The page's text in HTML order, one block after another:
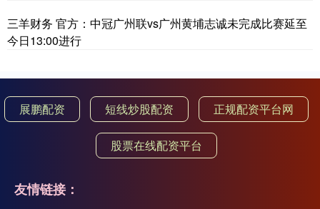
三羊财务 官方：中冠广州联vs广州黄埔志诚未完成比赛延至
今日13:00进行
展鹏配资 短线炒股配资 正规配资平台网
股票在线配资平台
友情链接：